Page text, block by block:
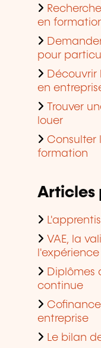
en
pour
Découvrir
en
Trouver
louer
Consulter
formation
Articles
VAE, la
l'expérience
Diplômes
continue
entreprise
Le bilan